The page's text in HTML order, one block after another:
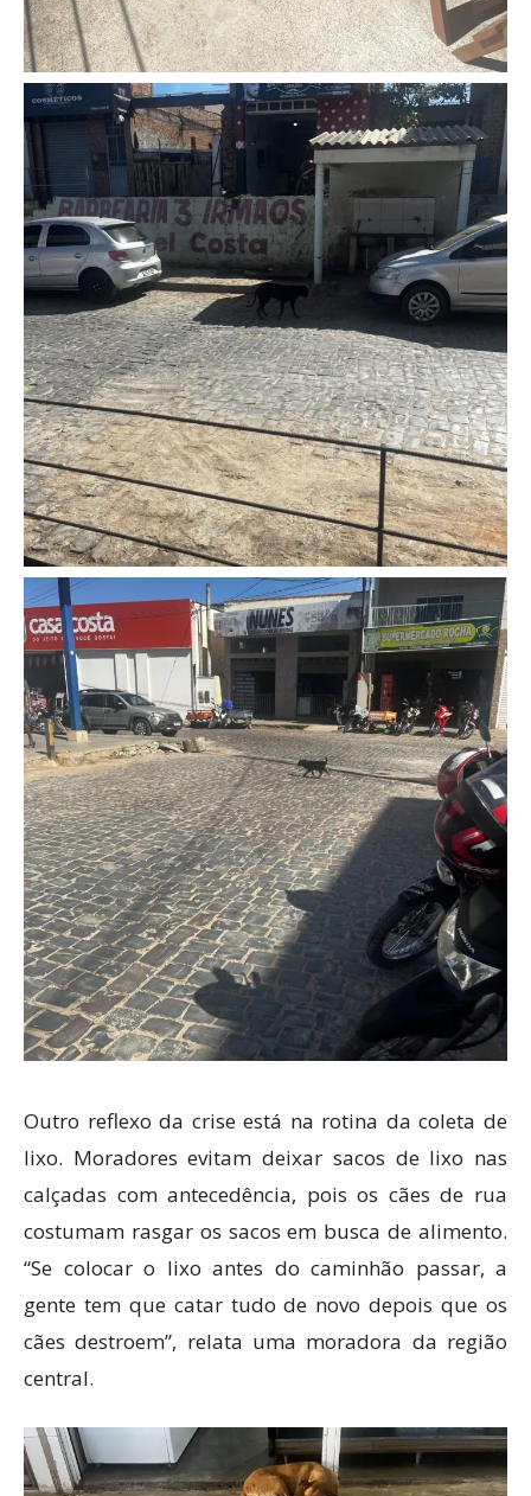
Outro reflexo da crise está na rotina da coleta de
lixo. Moradores evitam deixar sacos de lixo nas
calçadas com antecedência, pois os cães de rua
costumam rasgar os sacos em busca de alimento.
“Se colocar o lixo antes do caminhão passar, a
gente tem que catar tudo de novo depois que os
cães destroem”, relata uma moradora da região
central.